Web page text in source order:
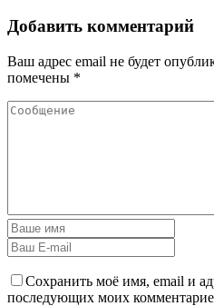
Добавить комментарий
Ваш адрес email не будет
помечены *
Сохранить моё имя, email и
последующих моих